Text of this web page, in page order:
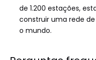
de 1.200 estações,
construir uma rede
o mundo.